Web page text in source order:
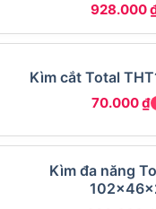
năng nổi bật của
xem kìm bấm
bật và có các tính
mua nhé.
928.000
Kìm cắt Total
70.000₫
Kìm đa năng